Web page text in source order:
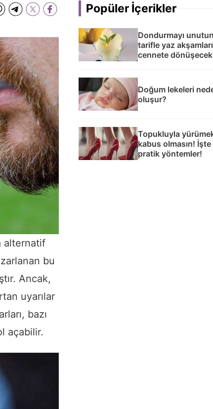
alternatif
bu
Ancak,
uyarılar
bazı
açabilir.
Popüler İçerikler
Dondurmayı
tarifle yaz
cennete
Doğum lekeleri
oluşur?
Topukluyla
kabus olmasın! İşte
pratik yöntemler!